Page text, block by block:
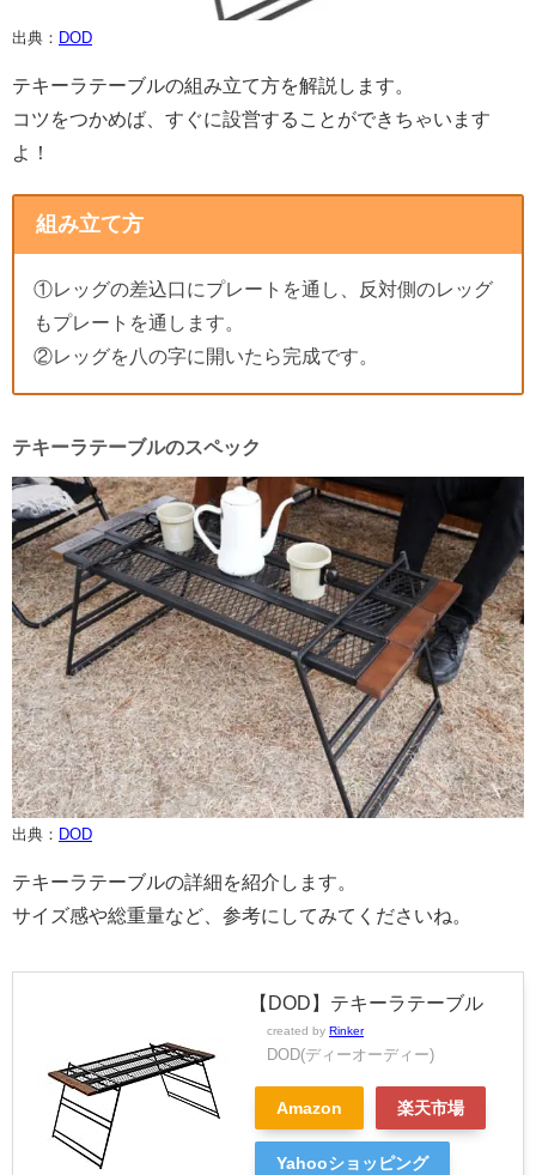
出典： DOD
テキーラテーブルの組み立て方を解説します。
コツをつかめば、すぐに設営することができちゃいます
よ！
組み立て方
①レッグの差込口にプレートを通し、反対側のレッグ
もプレートを通します。
②レッグを八の字に開いたら完成です。
テキーラテーブルのスペック
出典： DOD
テキーラテーブルの詳細を紹介します。
サイズ感や総重量など、参考にしてみてくださいね。
【DOD】テキーラテーブル
created by Rinker
DOD(ディーオーディー)
Amazon 楽天市場
Yahooショッピング